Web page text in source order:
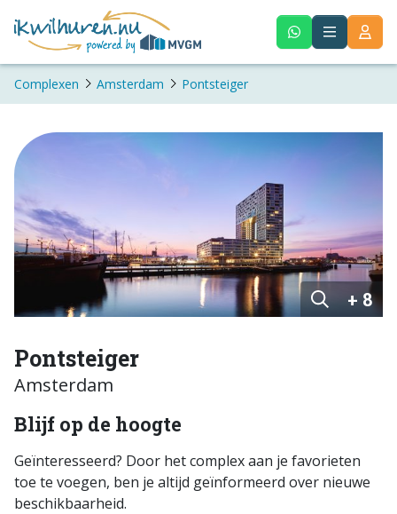
Complexen Amsterdam Pontsteiger
+ 8
Pontsteiger
Amsterdam
Blijf op de hoogte
Geïnteresseerd? Door het complex aan je favorieten
toe te voegen, ben je altijd geïnformeerd over nieuwe
beschikbaarheid.